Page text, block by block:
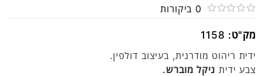
0
מתוך
5
0 ביקורות
מק"ט: 1158
ידית ריהוט מודרנית, בעיצוב דולפין.
צבע ידית ניקל מוברש.